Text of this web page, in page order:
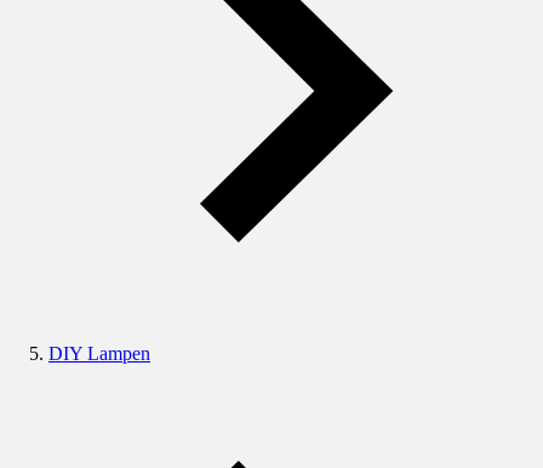
DIY Lampen